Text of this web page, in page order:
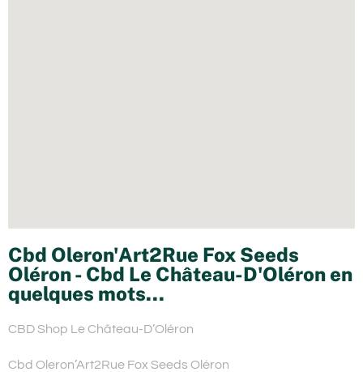
Cbd Oleron'Art2Rue Fox Seeds
Oléron - Cbd Le Château-D'Oléron en
quelques mots...
CBD Shop Le Château-D’Oléron
Cbd Oleron’Art2Rue Fox Seeds Oléron